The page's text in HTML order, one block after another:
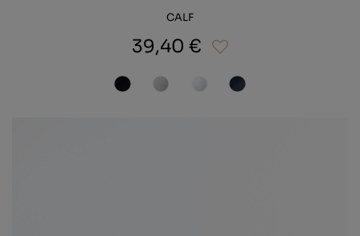
CALF
39,40 €